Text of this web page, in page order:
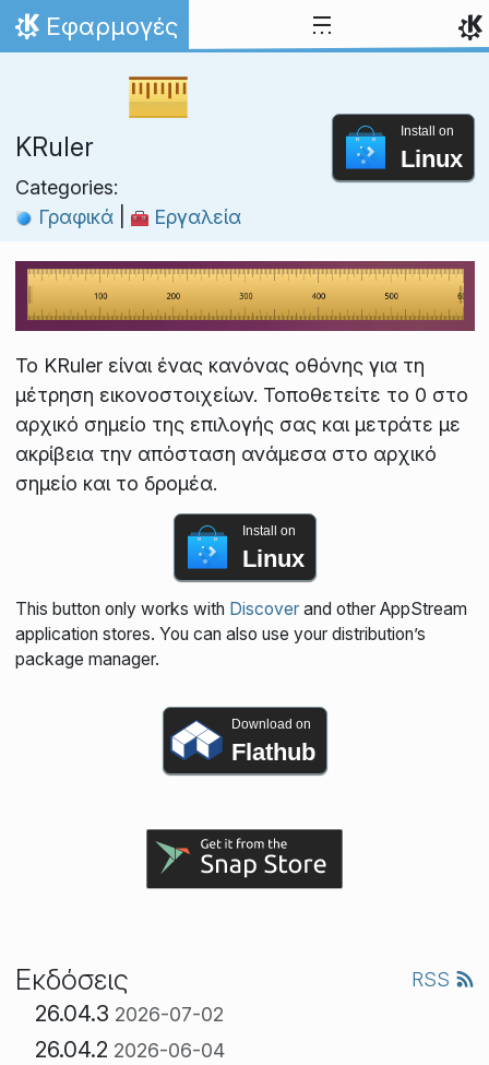
Skip to content
Home
Εφαρμογές
KRuler
Categories:
Γραφικά
Εργαλεία
Install on
Linux
Το KRuler είναι ένας κανόνας οθόνης για τη
μέτρηση εικονοστοιχείων. Τοποθετείτε το 0 στο
αρχικό σημείο της επιλογής σας και μετράτε με
ακρίβεια την απόσταση ανάμεσα στο αρχικό
σημείο και το δρομέα.
Install on
Linux
This button only works with Discoverand other AppStream
application stores. You can also use your distribution’s
package manager.
Download on
Flathub
Εκδόσεις RSS
26.04.3 2026-07-02
26.04.2 2026-06-04